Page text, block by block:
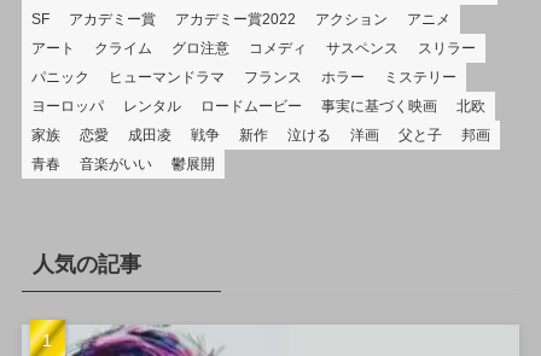
SF
アカデミー賞 アカデミー賞2022 アクション
アニメ
アート
クライム グロ注意 コメディ サスペンス
スリラー
パニック
ヒューマンドラマ フランス ホラー
ミステリー
ヨーロッパ
レンタル ロードムービー 事実に基づく映画
北欧
家族
恋愛 成田凌 戦争 新作 泣ける 洋画 父と子
邦画
青春
音楽がいい 鬱展開
人気の記事